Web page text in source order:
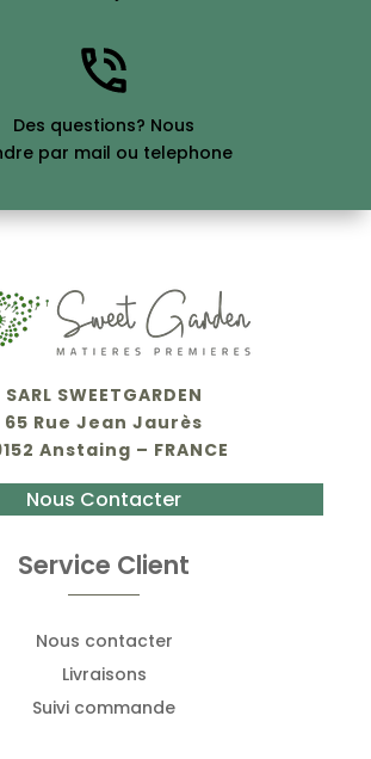
Des questions? Nous
par mail ou telephone
SARL SWEETGARDEN
65 Rue Jean Jaurès
Anstaing – FRANCE
Nous Contacter
Service Client
Nous contacter
Livraisons
Suivi commande